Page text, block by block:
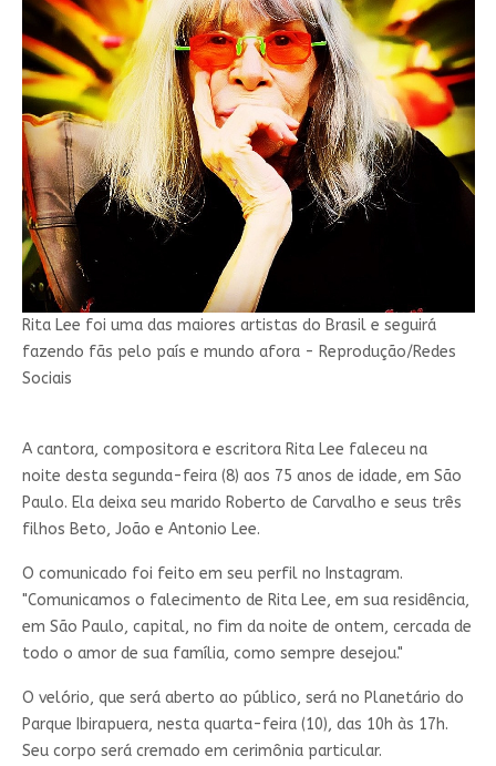
Rita Lee foi uma das maiores artistas do Brasil e seguirá
fazendo fãs pelo país e mundo afora - Reprodução/Redes
Sociais
A cantora, compositora e escritora Rita Lee faleceu na
noite desta segunda-feira (8) aos 75 anos de idade, em São
Paulo. Ela deixa seu marido Roberto de Carvalho e seus três
filhos Beto, João e Antonio Lee.
O comunicado foi feito em seu perfil no Instagram.
"Comunicamos o falecimento de Rita Lee, em sua residência,
em São Paulo, capital, no fim da noite de ontem, cercada de
todo o amor de sua família, como sempre desejou."
O velório, que será aberto ao público, será no Planetário do
Parque Ibirapuera, nesta quarta-feira (10), das 10h às 17h.
Seu corpo será cremado em cerimônia particular.